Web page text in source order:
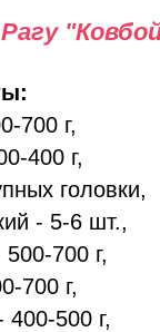
Рагу
700 г,
400 г,
головки,
- 5-6 шт.,
700 г,
700 г,
500 г,